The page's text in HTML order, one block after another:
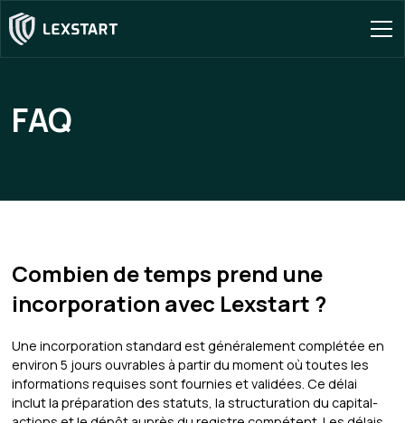
FAQ
Combien de temps prend une
incorporation avec Lexstart ?
Une incorporation standard est généralement complétée en
environ 5 jours ouvrables à partir du moment où toutes les
informations requises sont fournies et validées. Ce délai
inclut la préparation des statuts, la structuration du capital-